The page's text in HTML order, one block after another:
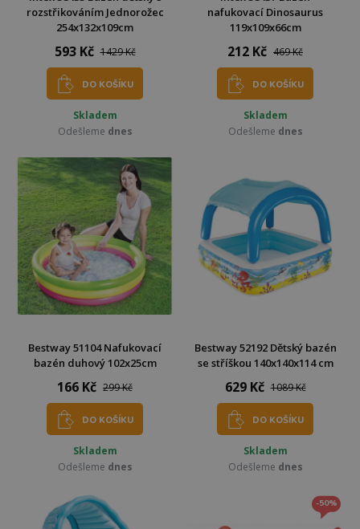
rozstřikováním Jednorožec
254x132x109cm
593 Kč 1429 Kč
DO KOŠÍKU
Skladem
Odešleme dnes
nafukovací Dinosaurus
119x109x66cm
212 Kč 469 Kč
DO KOŠÍKU
Skladem
Odešleme dnes
Bestway 51104 Nafukovací
bazén duhový 102x25cm
166 Kč 299 Kč
DO KOŠÍKU
Skladem
Odešleme dnes
Bestway 52192 Dětský bazén
se stříškou 140x140x114 cm
629 Kč 1089 Kč
DO KOŠÍKU
Skladem
Odešleme dnes
-50%